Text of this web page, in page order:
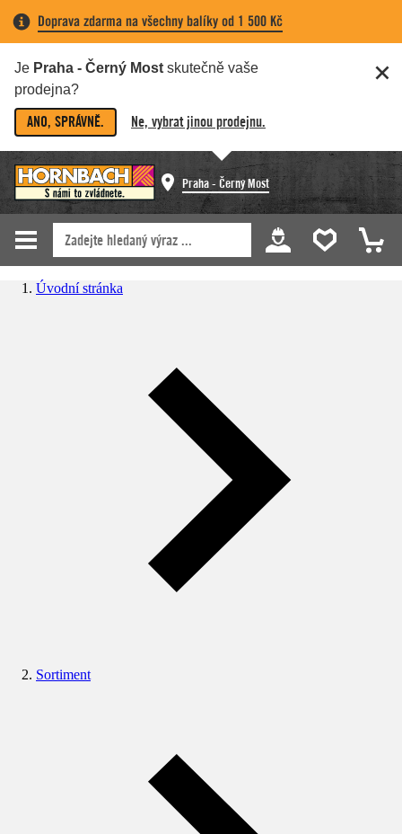
Doprava zdarma na všechny balíky od 1 500 Kč
Je Praha - Černý Most skutečně vaše
prodejna?
ANO, SPRÁVNĚ. Ne, vybrat jinou prodejnu.
Praha - Černý Most
Úvodní stránka
Sortiment